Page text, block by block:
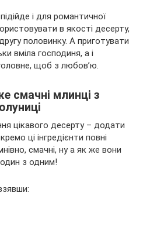
і для романтичної
в якості десерту,
половинку. А приготувати
вміла господиня, а і
щоб з любов’ю.
смачні млинці з
цікавого десерту – додати
ці інгредієнти повні
смачні, ну а як же вони
з одним!